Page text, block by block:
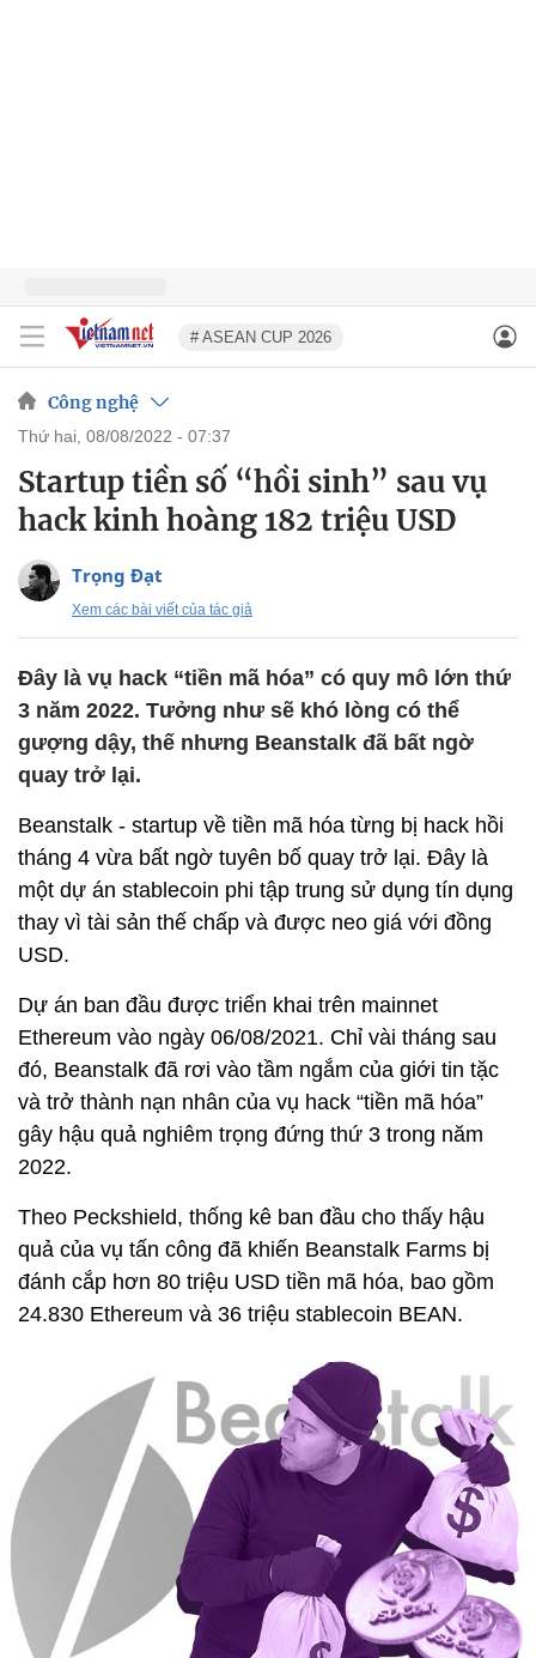
# ASEAN CUP 2026
Công nghệ
thứ hai, 08/08/2022 - 07:37
Startup tiền số “hồi sinh” sau vụ
hack kinh hoàng 182 triệu USD
Trọng Đạt
Xem các bài viết của tác giả
Đây là vụ hack “tiền mã hóa” có quy mô lớn thứ
3 năm 2022. Tưởng như sẽ khó lòng có thể
gượng dậy, thế nhưng Beanstalk đã bất ngờ
quay trở lại.
Beanstalk - startup về tiền mã hóa từng bị hack hồi
tháng 4 vừa bất ngờ tuyên bố quay trở lại. Đây là
một dự án stablecoin phi tập trung sử dụng tín dụng
thay vì tài sản thế chấp và được neo giá với đồng
USD.
Dự án ban đầu được triển khai trên mainnet
Ethereum vào ngày 06/08/2021. Chỉ vài tháng sau
đó, Beanstalk đã rơi vào tầm ngắm của giới tin tặc
và trở thành nạn nhân của vụ hack “tiền mã hóa”
gây hậu quả nghiêm trọng đứng thứ 3 trong năm
2022.
Theo Peckshield, thống kê ban đầu cho thấy hậu
quả của vụ tấn công đã khiến Beanstalk Farms bị
đánh cắp hơn 80 triệu USD tiền mã hóa, bao gồm
24.830 Ethereum và 36 triệu stablecoin BEAN.